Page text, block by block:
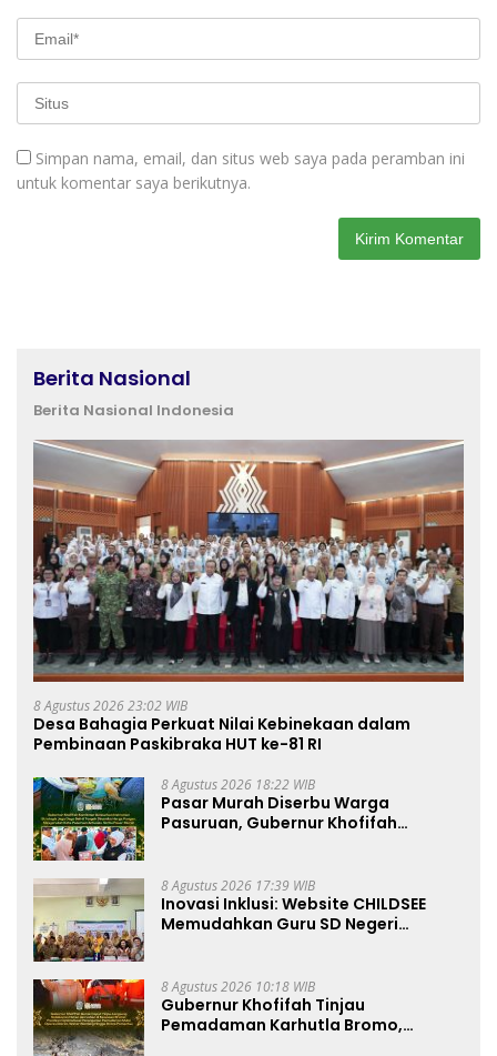
Simpan nama, email, dan situs web saya pada peramban ini
untuk komentar saya berikutnya.
Berita Nasional
Berita Nasional Indonesia
8 Agustus 2026 23:02 WIB
Desa Bahagia Perkuat Nilai Kebinekaan dalam
Pembinaan Paskibraka HUT ke-81 RI
8 Agustus 2026 18:22 WIB
Pasar Murah Diserbu Warga
Pasuruan, Gubernur Khofifah
8 Agustus 2026 17:39 WIB
Inovasi Inklusi: Website CHILDSEE
Memudahkan Guru SD Negeri
8 Agustus 2026 10:18 WIB
Gubernur Khofifah Tinjau
Pemadaman Karhutla Bromo,